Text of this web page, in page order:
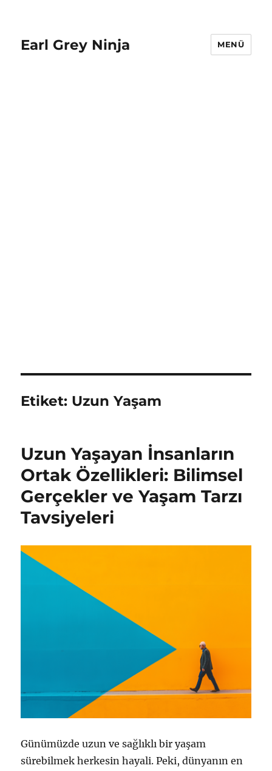
Earl Grey Ninja MENÜ
Etiket: Uzun Yaşam
Uzun Yaşayan İnsanların
Ortak Özellikleri: Bilimsel
Gerçekler ve Yaşam Tarzı
Tavsiyeleri
Günümüzde uzun ve sağlıklı bir yaşam
sürebilmek herkesin hayali. Peki, dünyanın en